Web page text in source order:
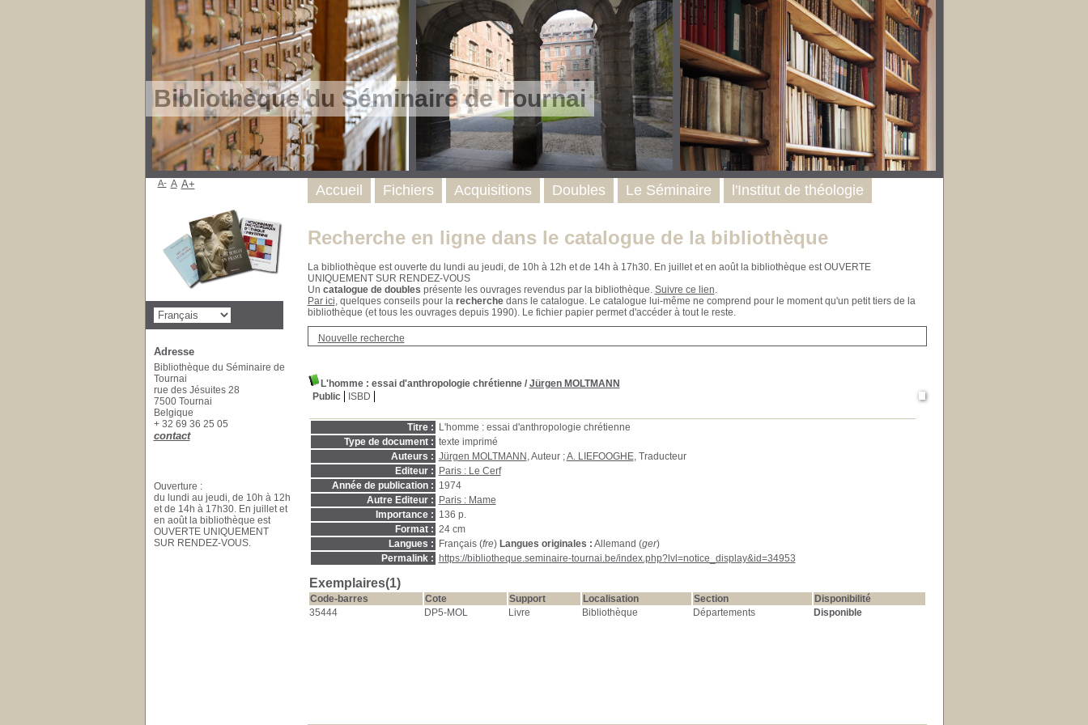
Bibliothèque du Séminaire de Tournai
Recherche en ligne dans le catalogue de la bibliothèque
La bibliothèque est ouverte du lundi au jeudi, de 10h à 12h et de 14h à 17h30. En juillet et en août la bibliothèque est OUVERTE
UNIQUEMENT SUR RENDEZ-VOUS
Un catalogue de doubles présente les ouvrages revendus par la bibliothèque. Suivre ce lien.
Par ici, quelques conseils pour la recherchedans le catalogue. Le catalogue lui-même ne comprend pour le moment qu'un petit tiers de la
bibliothèque (et tous les ouvrages depuis 1990). Le fichier papier permet d'accéder à tout le reste.
Nouvelle recherche
L'homme: essai d'anthropologie chrétienne/ Jürgen MOLTMANN
Public
ISBD
Titre :
L'homme : essai d'anthropologie chrétienne
Type de document : texte imprimé
Auteurs : Jürgen MOLTMANN , Auteur ;A. LIEFOOGHE, Traducteur
Editeur :
Paris : Le Cerf
Année de publication : 1974
Autre Editeur :
Paris : Mame
Importance : 136 p.
Format : 24 cm
Langues :
Français (fre) Langues originales : Allemand (ger)
Permalink :
https://bibliotheque.seminaire-tournai.be/index.php?lvl=notice_display&id=34953
Exemplaires(1)
Code-barres Cote Support Localisation Section
Disponibilité
35444
DP5-MOL Livre Bibliothèque Départements Disponible
Accueil Fichiers Acquisitions Doubles Le Séminaire l'Institut de théologie
A- A A+
Adresse
Bibliothèque du Séminaire de
Tournai
rue des Jésuites 28
7500 Tournai
Belgique
+ 32 69 36 25 05
contact
Ouverture :
du lundi au jeudi, de 10h à 12h
et de 14h à 17h30. En juillet et
en août la bibliothèque est
OUVERTE UNIQUEMENT
SUR RENDEZ-VOUS.